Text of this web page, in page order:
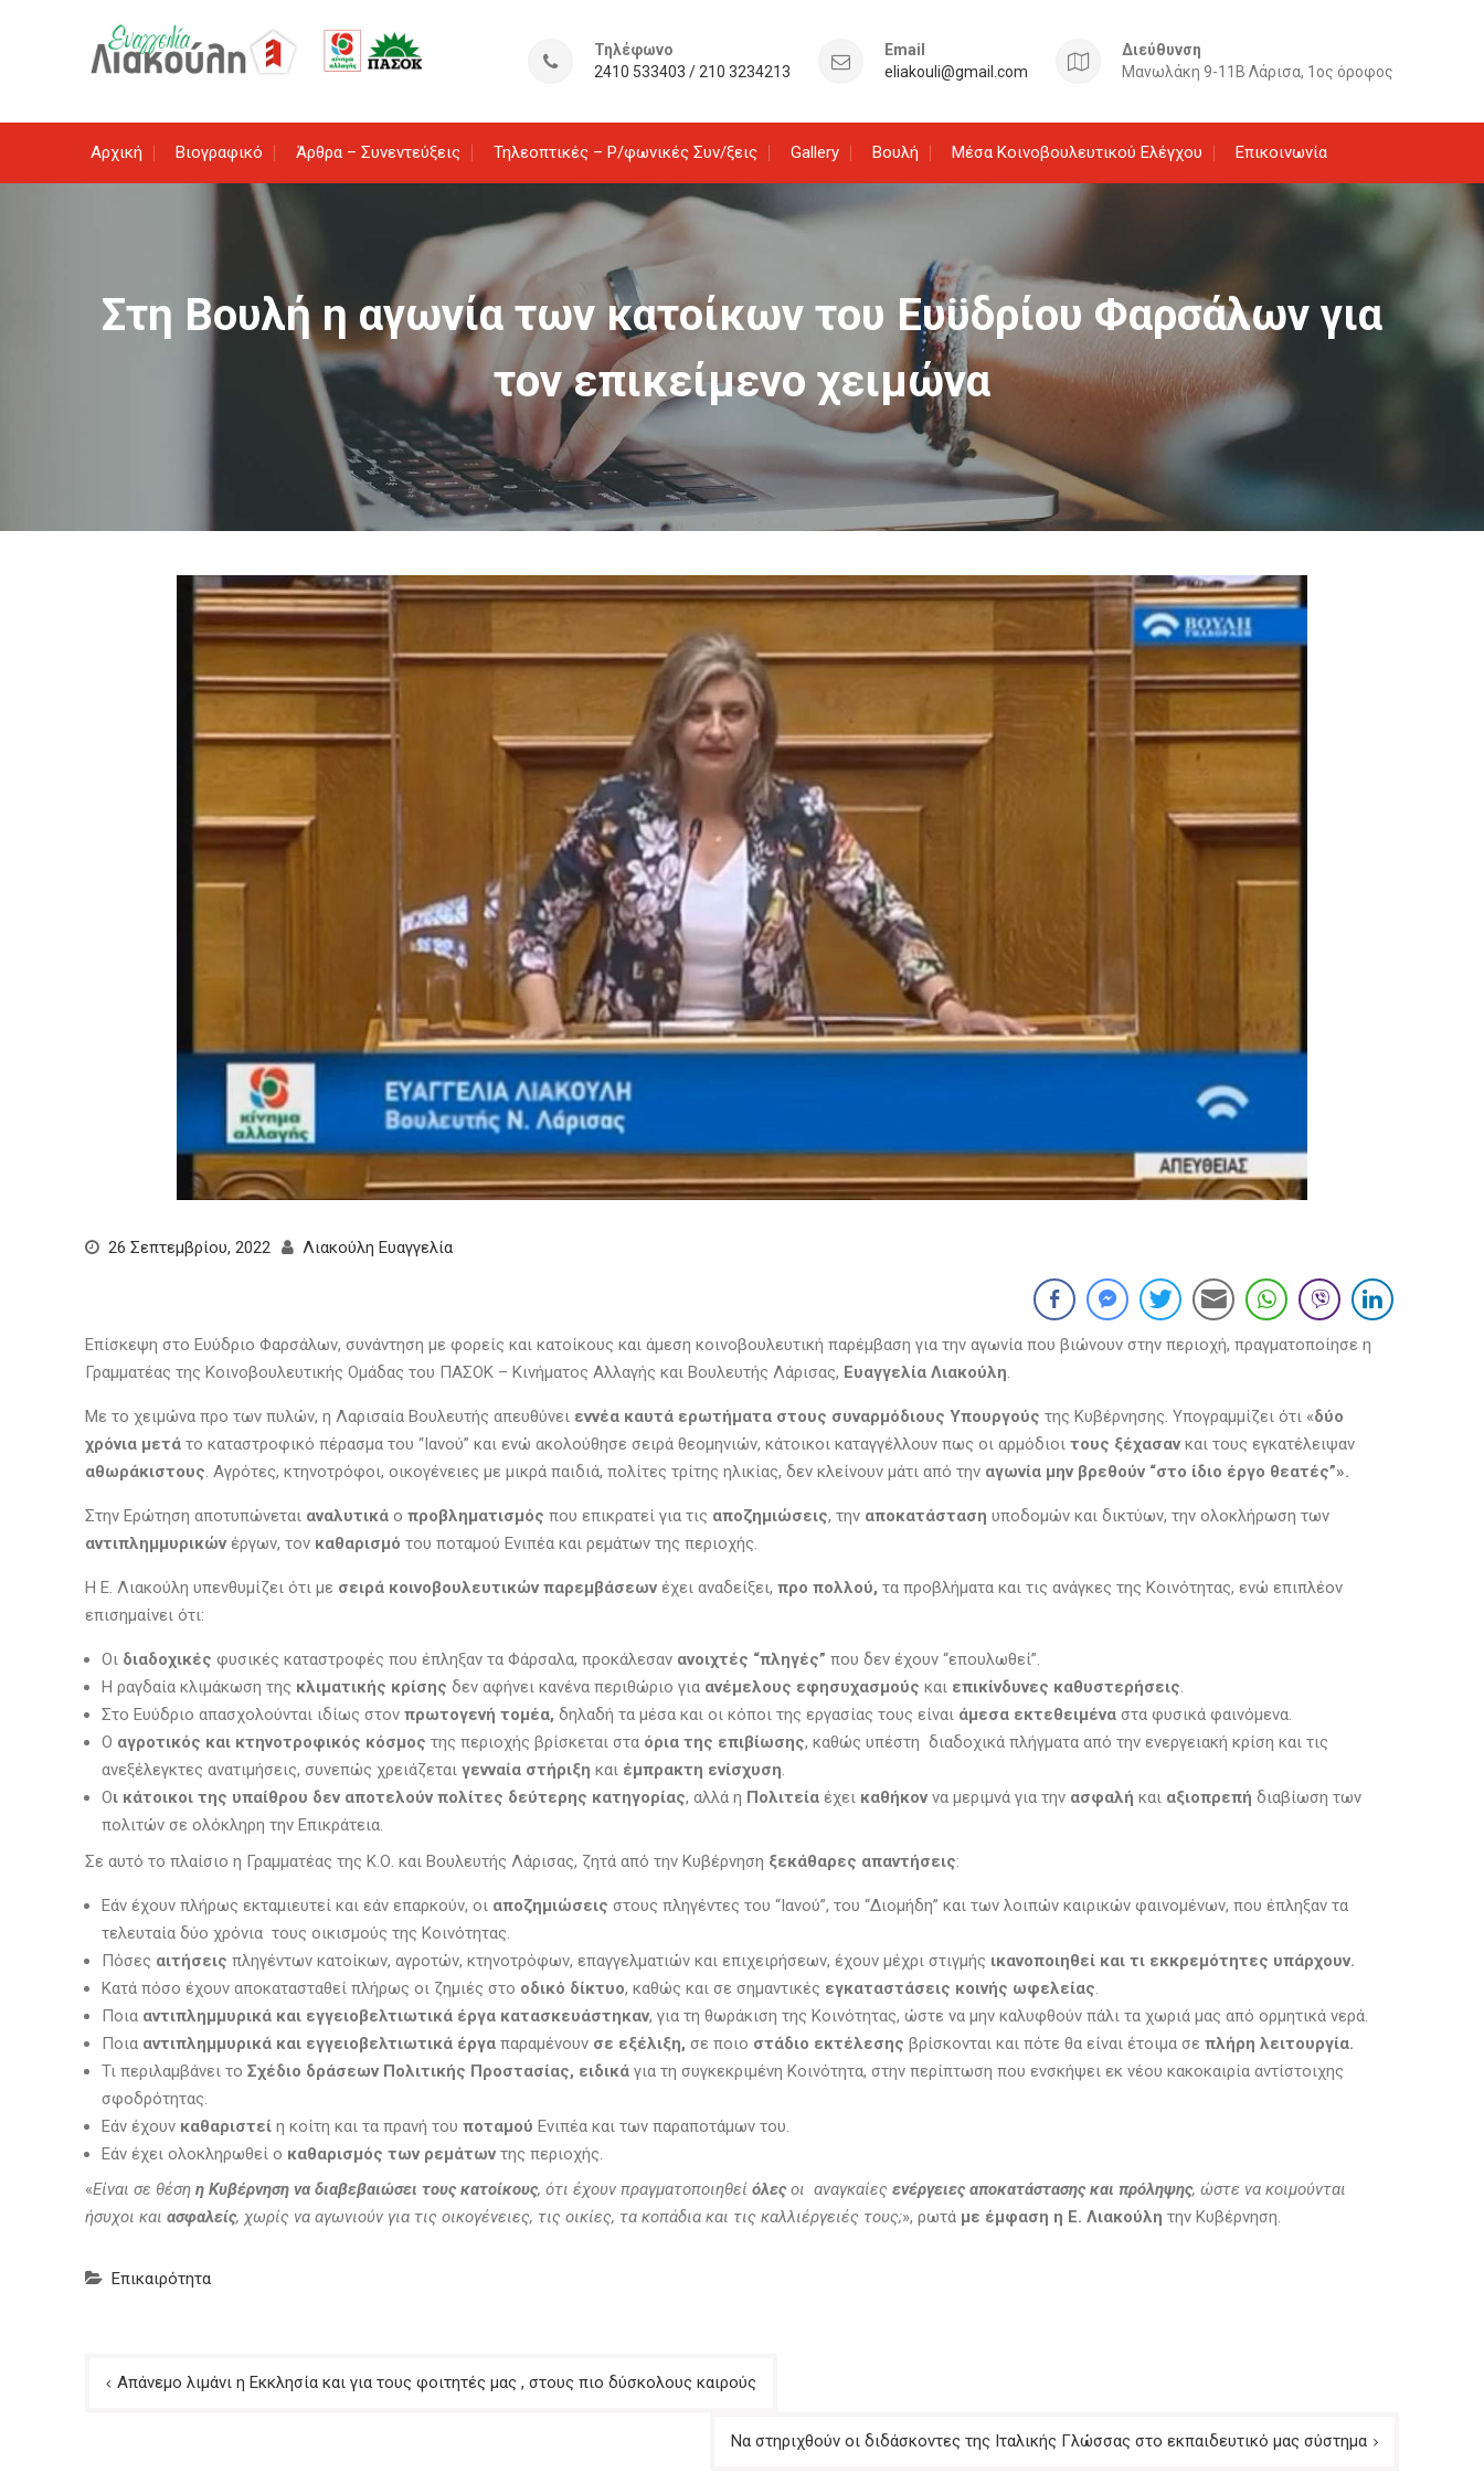
Τηλέφωνο
2410 533403 / 210 3234213
Email
eliakouli@gmail.com
Διεύθυνση
Μανωλάκη 9-11Β Λάρισα, 1ος όροφος
Αρχική Βιογραφικό Άρθρα – Συνεντεύξεις Τηλεοπτικές – Ρ/φωνικές Συν/ξεις Gallery Βουλή Μέσα Κοινοβουλευτικού Ελέγχου Επικοινωνία
Στη Βουλή η αγωνία των κατοίκων του Ευϋδρίου Φαρσάλων για
τον επικείμενο χειμώνα
26 Σεπτεμβρίου, 2022 Λιακούλη Ευαγγελία
Επίσκεψη στο Ευύδριο Φαρσάλων, συνάντηση με φορείς και κατοίκους και άμεση κοινοβουλευτική παρέμβαση για την αγωνία που βιώνουν στην περιοχή, πραγματοποίησε η
Γραμματέας της Κοινοβουλευτικής Ομάδας του ΠΑΣΟΚ – Κινήματος Αλλαγής και Βουλευτής Λάρισας, Ευαγγελία Λιακούλη.
Με το χειμώνα προ των πυλών, η Λαρισαία Βουλευτής απευθύνει εννέα καυτά ερωτήματα στους συναρμόδιους Υπουργούς της Κυβέρνησης. Υπογραμμίζει ότι «δύο
χρόνια μετά το καταστροφικό πέρασμα του “Ιανού” και ενώ ακολούθησε σειρά θεομηνιών, κάτοικοι καταγγέλλουν πως οι αρμόδιοι τους ξέχασαν και τους εγκατέλειψαν
αθωράκιστους. Αγρότες, κτηνοτρόφοι, οικογένειες με μικρά παιδιά, πολίτες τρίτης ηλικίας, δεν κλείνουν μάτι από την αγωνία μην βρεθούν “στο ίδιο έργο θεατές”».
Στην Ερώτηση αποτυπώνεται αναλυτικά ο προβληματισμός που επικρατεί για τις αποζημιώσεις, την αποκατάσταση υποδομών και δικτύων, την ολοκλήρωση των
αντιπλημμυρικών έργων, τον καθαρισμό του ποταμού Ενιπέα και ρεμάτων της περιοχής.
Η Ε. Λιακούλη υπενθυμίζει ότι με σειρά κοινοβουλευτικών παρεμβάσεων έχει αναδείξει, προ πολλού, τα προβλήματα και τις ανάγκες της Κοινότητας, ενώ επιπλέον
επισημαίνει ότι:
Οι διαδοχικές φυσικές καταστροφές που έπληξαν τα Φάρσαλα, προκάλεσαν ανοιχτές “πληγές” που δεν έχουν “επουλωθεί”.
Η ραγδαία κλιμάκωση της κλιματικής κρίσης δεν αφήνει κανένα περιθώριο για ανέμελους εφησυχασμούς και επικίνδυνες καθυστερήσεις.
Στο Ευύδριο απασχολούνται ιδίως στον πρωτογενή τομέα, δηλαδή τα μέσα και οι κόποι της εργασίας τους είναι άμεσα εκτεθειμένα στα φυσικά φαινόμενα.
Ο αγροτικός και κτηνοτροφικός κόσμος της περιοχής βρίσκεται στα όρια της επιβίωσης, καθώς υπέστη διαδοχικά πλήγματα από την ενεργειακή κρίση και τις
ανεξέλεγκτες ανατιμήσεις, συνεπώς χρειάζεται γενναία στήριξη και έμπρακτη ενίσχυση.
Οι κάτοικοι της υπαίθρου δεν αποτελούν πολίτες δεύτερης κατηγορίας, αλλά η Πολιτεία έχει καθήκον να μεριμνά για την ασφαλή και αξιοπρεπή διαβίωση των
πολιτών σε ολόκληρη την Επικράτεια.
Σε αυτό το πλαίσιο η Γραμματέας της Κ.Ο. και Βουλευτής Λάρισας, ζητά από την Κυβέρνηση ξεκάθαρες απαντήσεις:
Εάν έχουν πλήρως εκταμιευτεί και εάν επαρκούν, οι αποζημιώσεις στους πληγέντες του “Ιανού”, του “Διομήδη” και των λοιπών καιρικών φαινομένων, που έπληξαν τα
τελευταία δύο χρόνια τους οικισμούς της Κοινότητας.
Πόσες αιτήσεις πληγέντων κατοίκων, αγροτών, κτηνοτρόφων, επαγγελματιών και επιχειρήσεων, έχουν μέχρι στιγμής ικανοποιηθεί και τι εκκρεμότητες υπάρχουν.
Κατά πόσο έχουν αποκατασταθεί πλήρως οι ζημιές στο οδικό δίκτυο, καθώς και σε σημαντικές εγκαταστάσεις κοινής ωφελείας
Ποια αντιπλημμυρικά και εγγειοβελτιωτικά έργα κατασκευάστηκαν, για τη θωράκιση της Κοινότητας, ώστε να μην καλυφθούν πάλι τα χωριά μας από ορμητικά νερά.
Ποια αντιπλημμυρικά και εγγειοβελτιωτικά έργα παραμένουν σε εξέλιξη, σε ποιο στάδιο εκτέλεσης βρίσκονται και πότε θα είναι έτοιμα σε πλήρη λειτουργία.
Τι περιλαμβάνει το Σχέδιο δράσεων Πολιτικής Προστασίας, ειδικά για τη συγκεκριμένη Κοινότητα, στην περίπτωση που ενσκήψει εκ νέου κακοκαιρία αντίστοιχης
σφοδρότητας.
Εάν έχουν καθαριστεί η κοίτη και τα πρανή του ποταμού Ενιπέα και των παραποτάμων του.
Εάν έχει ολοκληρωθεί ο καθαρισμός των ρεμάτων της περιοχής.
«Είναι σε θέση η Κυβέρνηση να διαβεβαιώσει τους κατοίκους, ότι έχουν πραγματοποιηθεί όλεςοι αναγκαίες ενέργειες αποκατάστασης και πρόληψης, ώστε να κοιμούνται
ήσυχοι και ασφαλείς, χωρίς να αγωνιούν για τις οικογένειες, τις οικίες, τα κοπάδια και τις καλλιέργειές τους;», ρωτά με έμφαση η Ε. Λιακούλη την Κυβέρνηση.
Επικαιρότητα
Πλοήγηση
Απάνεμο λιμάνι η Εκκλησία και για τους φοιτητές μας , στους πιο δύσκολους καιρούς
Να στηριχθούν οι διδάσκοντες της Ιταλικής Γλώσσας στο εκπαιδευτικό μας σύστημα